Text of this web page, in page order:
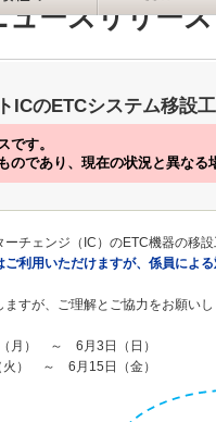
ュースリリース
のETCシステム移設
です。
のであり、現在の状況と異なる
チェンジ（IC）のETC機器の移
利用いただけますが、係員によ
すが、ご理解とご協力をお願い
月） ～ 6月3日（日）
） ～ 6月15日（金）